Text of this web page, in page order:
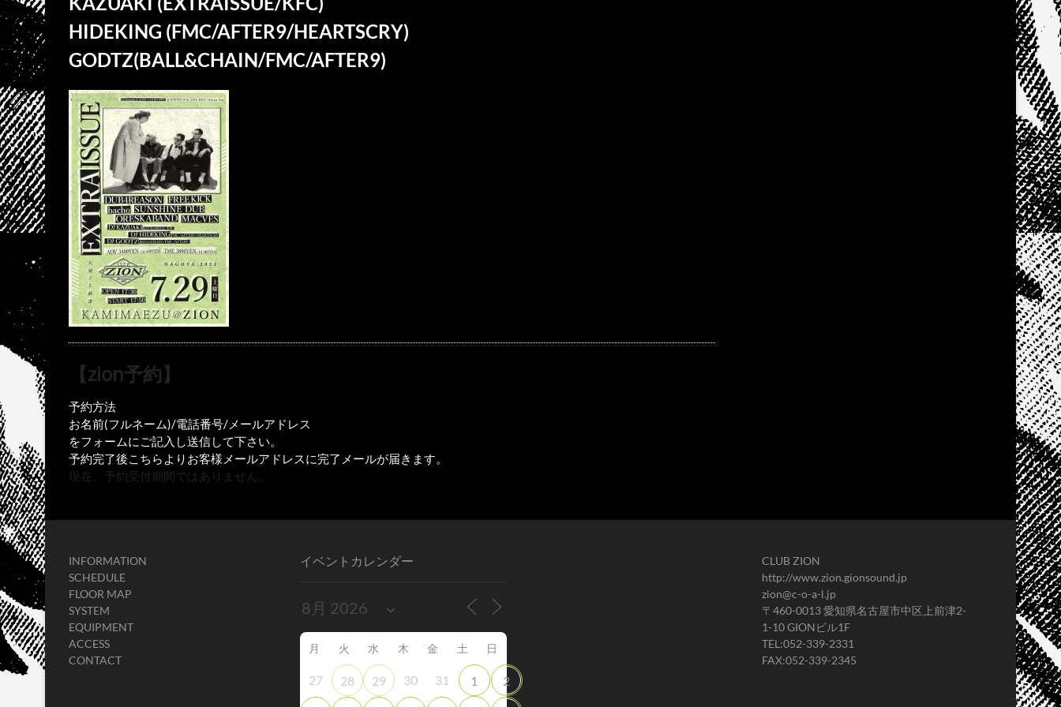
HIDEKING (FMC/AFTER9/HEARTSCRY)
GODTZ(BALL&CHAIN/FMC/AFTER9)
【zion予約】
予約方法
お名前(フルネーム)/電話番号/メールアドレス
をフォームにご記入し送信して下さい。
予約完了後こちらよりお客様メールアドレスに完了メールが届きます。
現在、予約受付期間ではありません。
INFORMATION
SCHEDULE
FLOOR MAP
SYSTEM
EQUIPMENT
ACCESS
CONTACT
イベントカレンダー
月 火 水 木 金 土 日
27 28 29 30 31 1 2
CLUB ZION
http://www.zion.gionsound.jp
zion@c-o-a-l.jp
〒460-0013 愛知県名古屋市中区上前津2-
1-10 GIONビル1F
TEL:052-339-2331
FAX:052-339-2345